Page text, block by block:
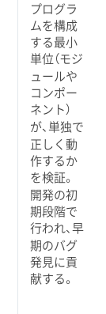
プログラ
ムを構成
する最小
単位（モジ
ュールや
コンポー
ネント）
が、単独で
正しく動
作するか
を検証。
開発の初
期段階で
行われ、早
期のバグ
発見に貢
献する。